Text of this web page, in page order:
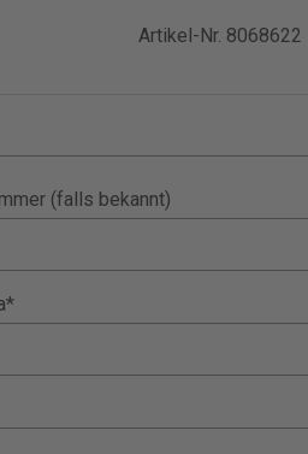
Artikel-Nr. 8068622
(falls bekannt)